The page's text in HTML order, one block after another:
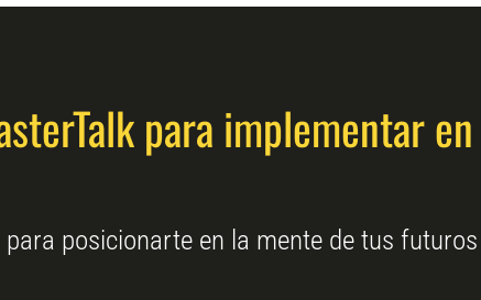
para implementar
para posicionarte en la mente de tus